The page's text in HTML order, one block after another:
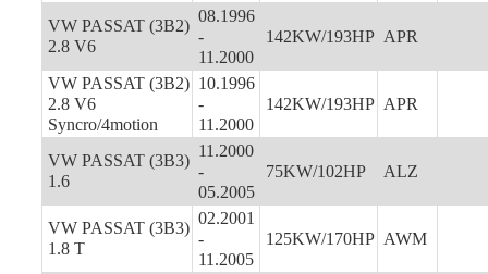
VW PASSAT (3B2)
2.8 V6
08.1996
-
11.2000
142KW/193HP APR
VW PASSAT (3B2)
2.8 V6
Syncro/4motion
10.1996
-
11.2000
142KW/193HP APR
VW PASSAT (3B3)
1.6
11.2000
-
05.2005
75KW/102HP ALZ
VW PASSAT (3B3)
1.8 T
02.2001
-
11.2005
125KW/170HP AWM